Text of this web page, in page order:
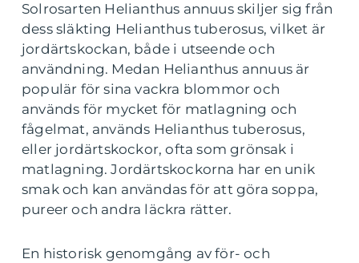
Solrosarten Helianthus annuus skiljer sig från
dess släkting Helianthus tuberosus, vilket är
jordärtskockan, både i utseende och
användning. Medan Helianthus annuus är
populär för sina vackra blommor och
används för mycket för matlagning och
fågelmat, används Helianthus tuberosus,
eller jordärtskockor, ofta som grönsak i
matlagning. Jordärtskockorna har en unik
smak och kan användas för att göra soppa,
pureer och andra läckra rätter.
En historisk genomgång av för- och